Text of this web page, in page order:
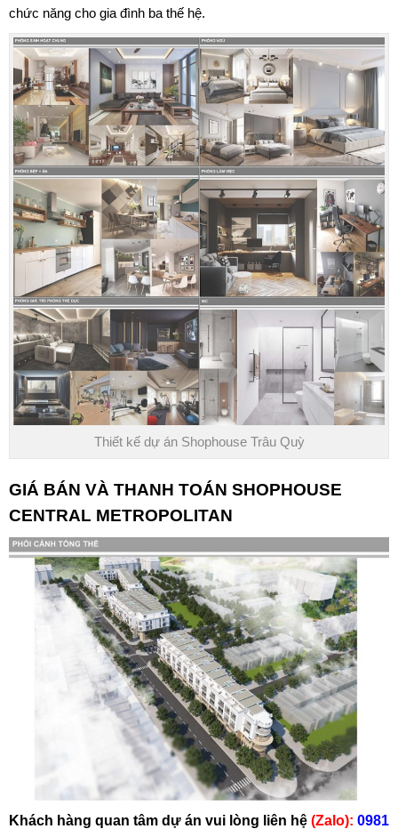
chức năng cho gia đình ba thế hệ.
Thiết kế dự án Shophouse Trâu Quỳ
GIÁ BÁN VÀ THANH TOÁN SHOPHOUSE
CENTRAL METROPOLITAN
Khách hàng quan tâm dự án vui lòng liên hệ (Zalo): 0981